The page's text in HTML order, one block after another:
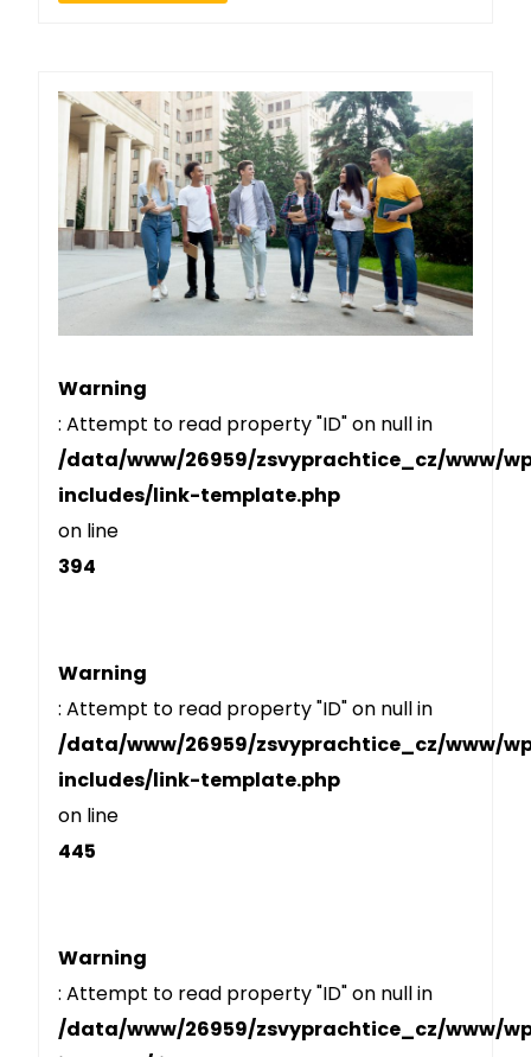
Warning
: Attempt to read property "ID" on null in
/data/www/26959/zsvyprachtice_cz/www/
includes/link-template.php
on line
394
Warning
: Attempt to read property "ID" on null in
/data/www/26959/zsvyprachtice_cz/www/
includes/link-template.php
on line
445
Warning
: Attempt to read property "ID" on null in
/data/www/26959/zsvyprachtice_cz/www/